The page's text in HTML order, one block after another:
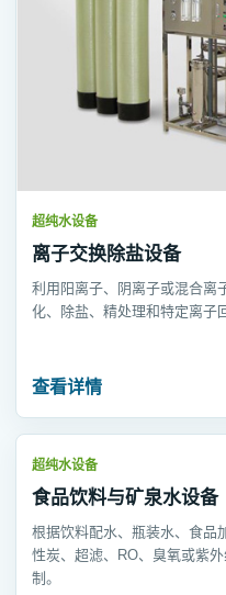
超纯水设备
离子交换除盐设备
利用阳离子、阴离子或混合离
化、除盐、精处理和特定离子
查看详情
超纯水设备
食品饮料与矿泉水设备
根据饮料配水、瓶装水、食品
性炭、超滤、RO、臭氧或紫
制。